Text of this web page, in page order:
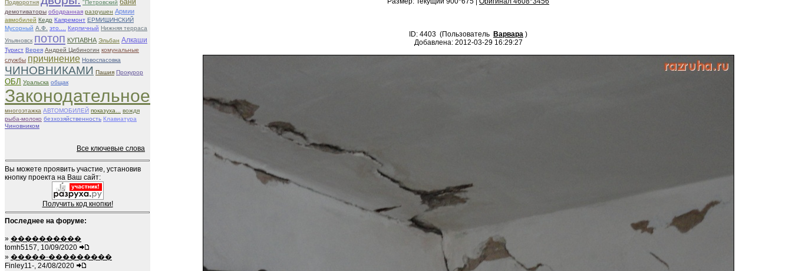
Подворотня
"Петровский
демотиваторы ободранная разрушен Армии
авмобилей Кедр Капремонт ЕРМИШИНСКИЙ
Мусорный А.Ф. это.... Кирпичный Нижняя терраса
Ульяновск потоп КУПАВНА Эльбан Алкаши
Турист Верея Андрей Цибиногин комунальные
службы причинение Новоспасовка
ЧИНОВНИКАМИ Пашия Прокурор
ОБЛ Уральска общак
Законодательное
многоэтажка АВТОМОБИЛЕЙ показуха...
вождя
рыба-молоко безхозяйственность Клавиатура
Чиновником
Все ключевые слова
Вы можете проявить участие, установив
кнопку проекта на Ваш сайт:
Получить код кнопки!
Последнее на форуме:
» ����������
tomh5157, 10/09/2020
» �����-���������
Finley11-, 24/08/2020
ID: 4403 (Пользователь Варвара )
Добавлена: 2012-03-29 16:29:27